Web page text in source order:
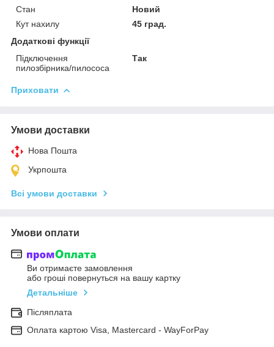
Стан
Новий
Кут нахилу
45 град.
Додаткові функції
Підключення
пилозбірника/пилососа
Так
Приховати
Умови доставки
Нова Пошта
Укрпошта
Всі умови доставки
Умови оплати
Ви отримаєте замовлення
або гроші повернуться на вашу картку
Детальніше
Післяплата
Оплата картою Visa, Mastercard - WayForPay